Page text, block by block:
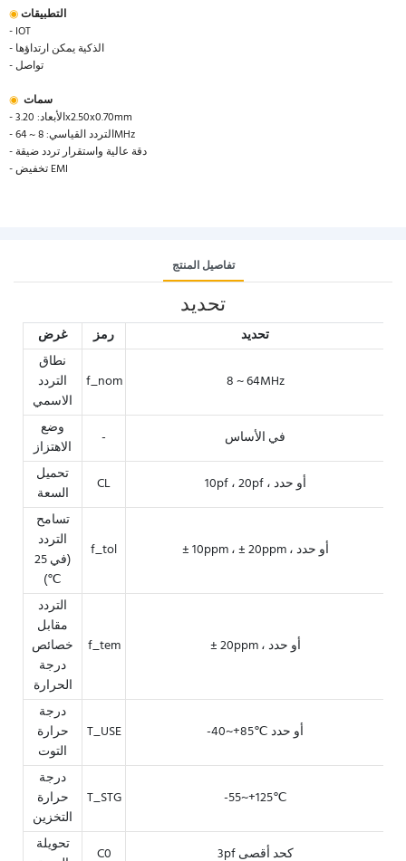
◉التطبيقات
- IOT
- الذكية يمكن ارتداؤها
- تواصل
◉ سمات
- الأبعاد: 3.20x2.50x0.70mm
- التردد القياسي: 8 ~ 64MHz
- دقة عالية واستقرار تردد ضيقة
- تخفيض EMI
تفاصيل المنتج
تحديد
غرض رمز
تحديد
نطاق
التردد
الاسمي
f_nom 8 ~ 64MHz
وضع
الاهتزاز
-
في الأساس
تحميل
السعة
CL
10pf ، 20pf ، أو حدد
تسامح
التردد
(في 25
℃)
f_tol ± 10ppm ، ± 20ppm ، أو حدد
التردد
مقابل
خصائص
درجة
الحرارة
f_tem ± 20ppm ، أو حدد
درجة
حرارة
التوت
T_USE -40~+85℃ أو حدد
درجة
حرارة
التخزين
T_STG -55~+125℃
تحويلة
C0
3pf كحد أقصى